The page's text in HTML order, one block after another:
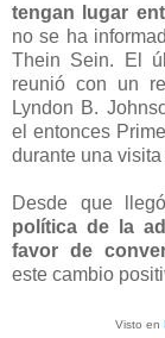
tengan lugar
no se ha
Thein Sein. El
reunió con un
Lyndon B.
el entonces
durante una
Desde que
política de la
favor de
este cambio
Visto en